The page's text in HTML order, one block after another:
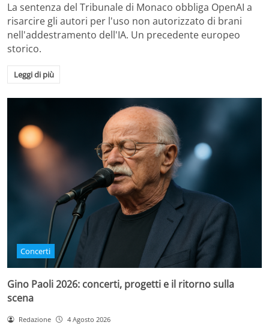
La sentenza del Tribunale di Monaco obbliga OpenAI a
risarcire gli autori per l'uso non autorizzato di brani
nell'addestramento dell'IA. Un precedente europeo
storico.
Leggi di più
Concerti
Gino Paoli 2026: concerti, progetti e il ritorno sulla
scena
Redazione 4 Agosto 2026